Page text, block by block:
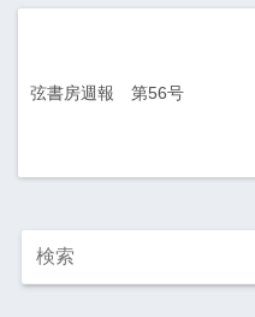
弦書房週報 第56号